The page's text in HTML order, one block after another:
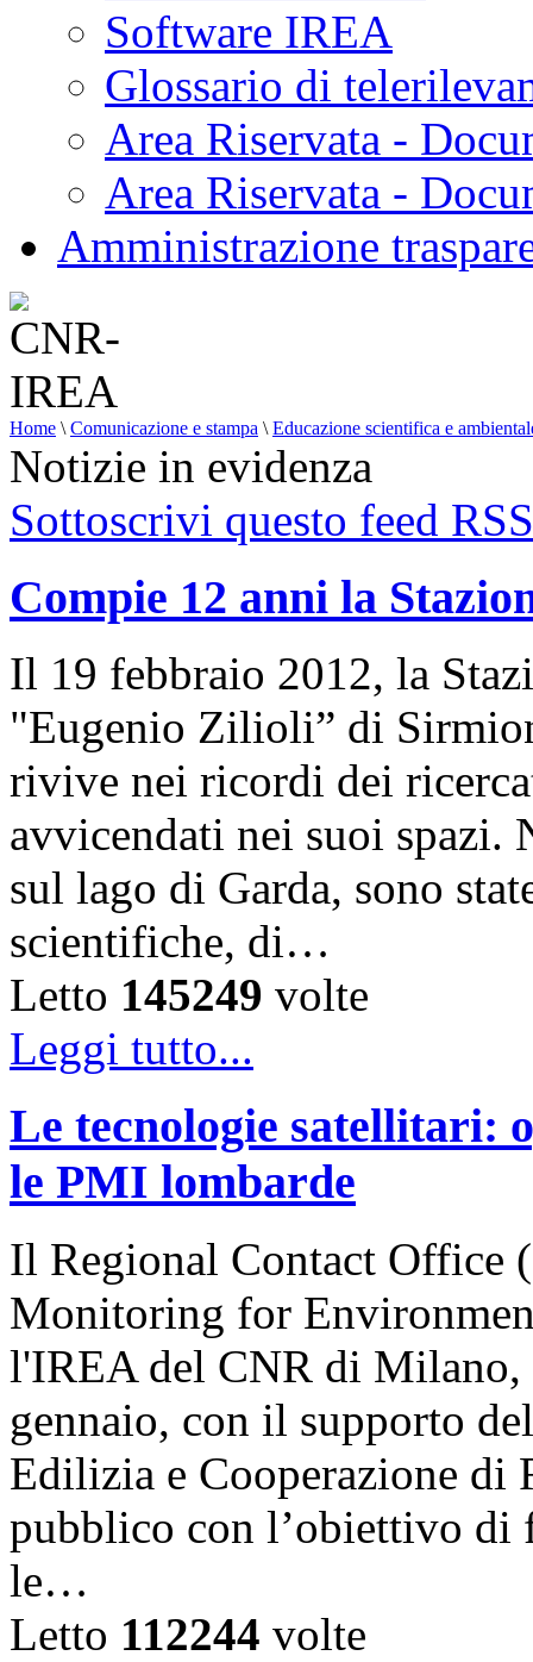
Software IREA
Glossario di
Area Riservata -
Area Riservata -
Amministrazione
Home \ Comunicazione e stampa \ Educazione scientifica e
Notizie in evidenza
Sottoscrivi questo feed RSS
Compie 12 anni la
Il 19 febbraio 2012, la
"Eugenio Zilioli” di
rivive nei ricordi dei
avvicendati nei suoi spazi.
sul lago di Garda, sono
scientifiche, di…
Letto 145249 volte
Leggi tutto...
Le tecnologie satellitari:
le PMI lombarde
Il Regional Contact Office
Monitoring for
l'IREA del CNR di Milano,
gennaio, con il supporto
Edilizia e Cooperazione di
pubblico con l’obiettivo di
le…
Letto 112244 volte